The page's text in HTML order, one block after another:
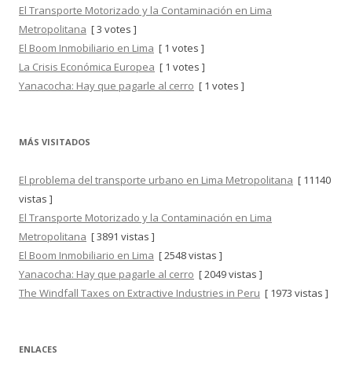
El Transporte Motorizado y la Contaminación en Lima
Metropolitana [ 3 votes ]
El Boom Inmobiliario en Lima [ 1 votes ]
La Crisis Económica Europea [ 1 votes ]
Yanacocha: Hay que pagarle al cerro [ 1 votes ]
MÁS VISITADOS
El problema del transporte urbano en Lima Metropolitana [ 11140
vistas ]
El Transporte Motorizado y la Contaminación en Lima
Metropolitana [ 3891 vistas ]
El Boom Inmobiliario en Lima [ 2548 vistas ]
Yanacocha: Hay que pagarle al cerro [ 2049 vistas ]
The Windfall Taxes on Extractive Industries in Peru [ 1973 vistas ]
ENLACES